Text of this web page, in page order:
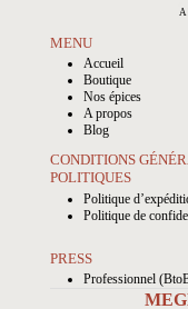
MENU
Accueil
Boutique
Nos épices
A propos
Blog
CONDITIONS
POLITIQUES
Politique
Politique de
PRESS
Professionnel